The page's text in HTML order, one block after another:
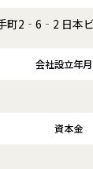
町2‐6‐2 日本
会社設立年
資本金